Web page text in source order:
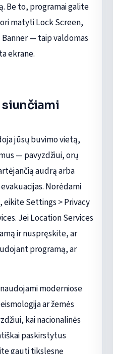
Be to, programai galite
matyti Lock Screen,
— taip valdomas
ekrane.
jūsų buvimo vietą,
— pavyzdžiui, orų
audrą arba
Norėdami
Settings > Privacy
Jei Location Services
ir nuspręskite, ar
programą, ar
moderniose
ar žemės
kai nacionalinės
paskirstytus
gauti tikslesnę